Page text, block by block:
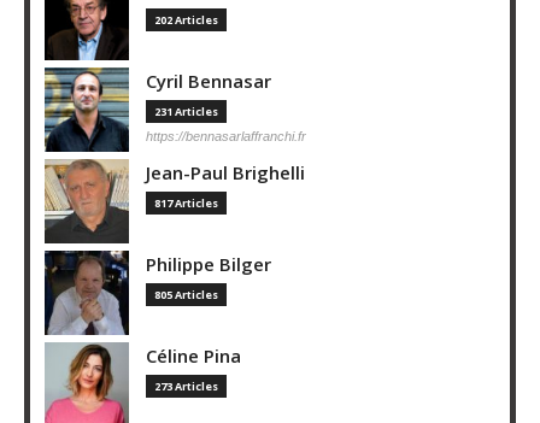
202 Articles
Cyril Bennasar
231 Articles
https://bennasarlaffranchi.fr
Jean-Paul Brighelli
817 Articles
Philippe Bilger
805 Articles
Céline Pina
273 Articles